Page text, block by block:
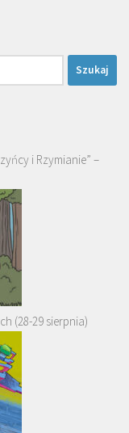
i Rzymianie” –
(28-29 sierpnia)